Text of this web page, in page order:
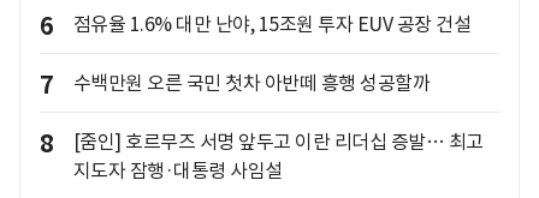
6 점유율 1.6% 대만 난야, 15조원 투자 EUV 공장 건설
7 수백만원 오른 국민 첫차 아반떼 흥행 성공할까
8
[줌인] 호르무즈 서명 앞두고 이란 리더십 증발… 최고
지도자 잠행·대통령 사임설